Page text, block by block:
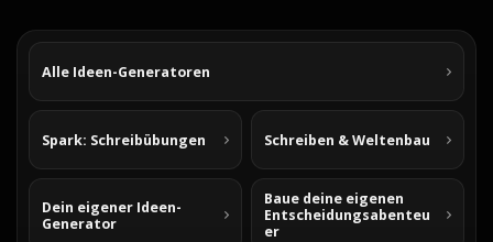
Alle Ideen-Generatoren
Spark: Schreibübungen Schreiben & Weltenbau
Dein eigener Ideen-
Generator
Baue deine eigenen
Entscheidungsabenteu
er